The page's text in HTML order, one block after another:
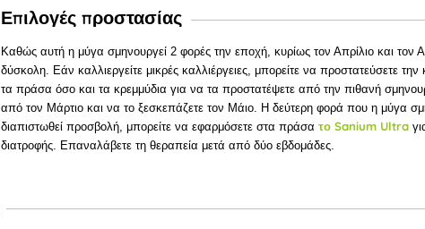
Επιλογές προστασίας
Καθώς αυτή η μύγα σμηνουργεί 2 φορές την εποχή, κυρίως τον Απρίλιο και τον
δύσκολη. Εάν καλλιεργείτε μικρές καλλιέργειες, μπορείτε να προστατεύσετε
τα πράσα όσο και τα κρεμμύδια για να τα προστατέψετε από την πιθανή
από τον Μάρτιο και να το ξεσκεπάζετε τον Μάιο. Η δεύτερη φορά που η μύγα
διαπιστωθεί προσβολή, μπορείτε να εφαρμόσετε στα πράσατο Sanium Ultra
διατροφής. Επαναλάβετε τη θεραπεία μετά από δύο εβδομάδες.